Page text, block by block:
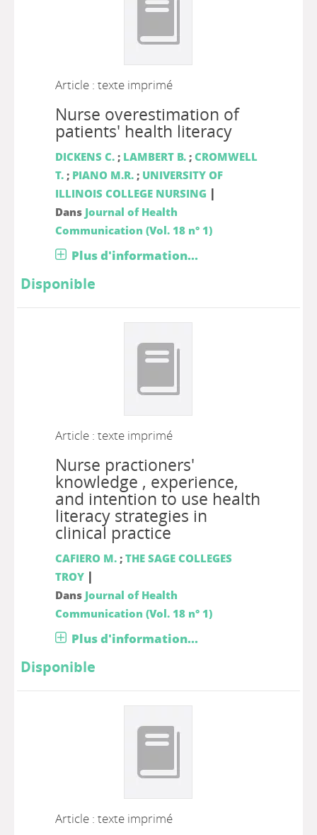
Article : texte imprimé
Nurse overestimation of
patients' health literacy
DICKENS C.; LAMBERT B.; CROMWELL
T.; PIANO M.R.; UNIVERSITY OF
ILLINOIS COLLEGE NURSING |
Dans Journal of Health
Communication (Vol. 18 n° 1)
Plus d'information...
Disponible
Article : texte imprimé
Nurse practioners'
knowledge , experience,
and intention to use health
literacy strategies in
clinical practice
CAFIERO M.; THE SAGE COLLEGES
TROY |
Dans Journal of Health
Communication (Vol. 18 n° 1)
Plus d'information...
Disponible
Article : texte imprimé